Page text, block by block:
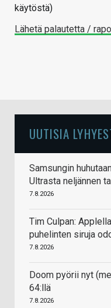
käytöstä)
Lähetä palautetta /
UUTISIA
Samsungin
Ultrasta neljännen
7.8.2026
Tim Culpan:
puhelinten siruja
7.8.2026
Doom pyörii nyt
64:llä
7.8.2026